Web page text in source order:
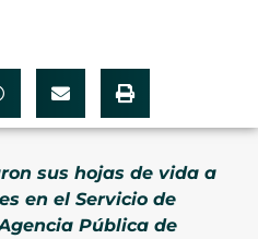
sus hojas de vida a
en el Servicio de
Pública de